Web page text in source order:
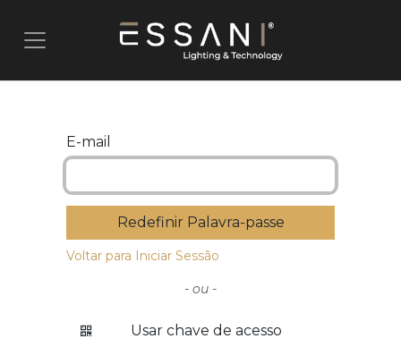
E-mail
Redefinir Palavra-passe
Voltar para Iniciar Sessão
- ou -
Usar chave de acesso